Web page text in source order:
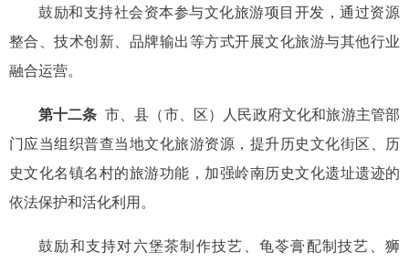
鼓励和支持社会资本参与文化旅游项目开发，通过资源
整合、技术创新、品牌输出等方式开展文化旅游与其他行业
融合运营。
第十二条 市、县（市、区）人民政府文化和旅游主管部
门应当组织普查当地文化旅游资源，提升历史文化街区、历
史文化名镇名村的旅游功能，加强岭南历史文化遗址遗迹的
依法保护和活化利用。
鼓励和支持对六堡茶制作技艺、龟苓膏配制技艺、狮